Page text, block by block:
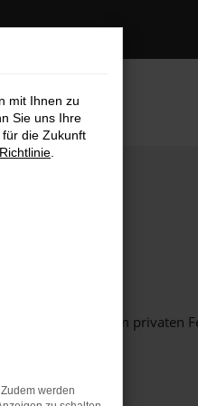
oder in einem privaten
mit Ihnen zu
Sie uns Ihre
die Zukunft
werden